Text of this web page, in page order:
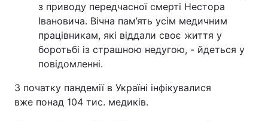
з приводу передчасної смерті Нестора
Івановича. Вічна пам’ять усім медичним
працівникам, які віддали своє життя у
боротьбі із страшною недугою, - йдеться у
повідомленні.
З початку пандемії в Україні інфікувалися
вже понад 104 тис. медиків.